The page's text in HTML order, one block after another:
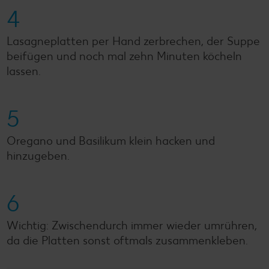
4
Lasagneplatten per Hand zerbrechen, der Suppe
beifügen und noch mal zehn Minuten köcheln
lassen.
5
Oregano und Basilikum klein hacken und
hinzugeben.
6
Wichtig: Zwischendurch immer wieder umrühren,
da die Platten sonst oftmals zusammenkleben.